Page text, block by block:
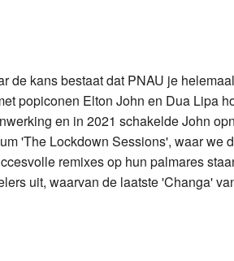
Over Krimpen a/d IJssel
de kans bestaat dat PNAU je helemaal
popiconen Elton John en Dua Lipa
en in 2021 schakelde John
'The Lockdown Sessions', waar we
remixes op hun palmares
uit, waarvan de laatste 'Changa'